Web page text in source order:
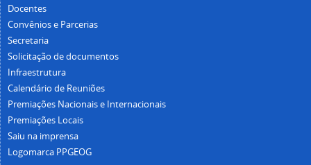
Docentes
Convênios e Parcerias
Secretaria
Solicitação de documentos
Infraestrutura
Calendário de Reuniões
Premiações Nacionais e Internacionais
Premiações Locais
Saiu na imprensa
Logomarca PPGEOG